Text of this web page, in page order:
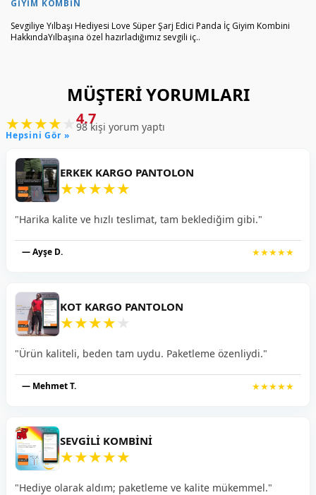
GIYIM KOMBIN
Sevgiliye Yılbaşı Hediyesi Love Süper Şarj Edici Panda İç Giyim Kombini
HakkındaYılbaşına özel hazırladığımız sevgili iç..
MÜŞTERI YORUMLARI
★★★★ 4.7
98 kişi yorum yaptı
Hepsini Gör »
ERKEK KARGO PANTOLON
★★★★★
"Harika kalite ve hızlı teslimat, tam beklediğim gibi."
— Ayşe D. ★★★★★
KOT KARGO PANTOLON
★★★★ ★
"Ürün kaliteli, beden tam uydu. Paketleme özenliydi."
— Mehmet T. ★★★★★
SEVGILI KOMBINI
★★★★★
"Hediye olarak aldım; paketleme ve kalite mükemmel."